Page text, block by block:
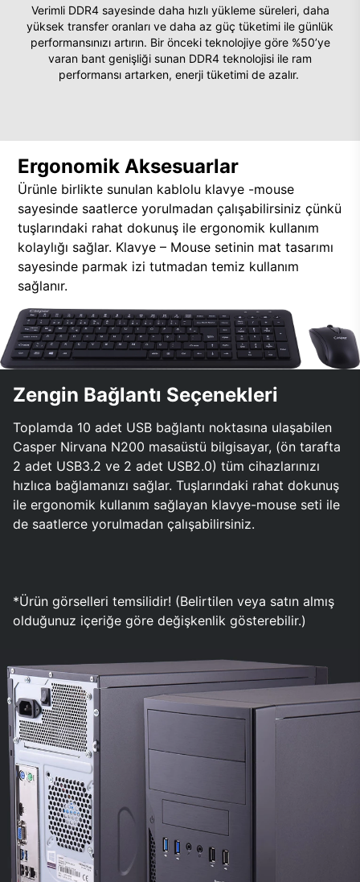
Verimli DDR4 sayesinde daha hızlı yükleme süreleri, daha
yüksek transfer oranları ve daha az güç tüketimi ile günlük
performansınızı artırın. Bir önceki teknolojiye göre %50’ye
varan bant genişliği sunan DDR4 teknolojisi ile ram
performansı artarken, enerji tüketimi de azalır.
Ergonomik Aksesuarlar
Ürünle birlikte sunulan kablolu klavye -mouse
sayesinde saatlerce yorulmadan çalışabilirsiniz çünkü
tuşlarındaki rahat dokunuş ile ergonomik kullanım
kolaylığı sağlar. Klavye – Mouse setinin mat tasarımı
sayesinde parmak izi tutmadan temiz kullanım
sağlanır.
Zengin Bağlantı Seçenekleri
Toplamda 10 adet USB bağlantı noktasına ulaşabilen
Casper Nirvana N200 masaüstü bilgisayar, (ön tarafta
2 adet USB3.2 ve 2 adet USB2.0) tüm cihazlarınızı
hızlıca bağlamanızı sağlar. Tuşlarındaki rahat dokunuş
ile ergonomik kullanım sağlayan klavye-mouse seti ile
de saatlerce yorulmadan çalışabilirsiniz.
*Ürün görselleri temsilidir! (Belirtilen veya satın almış
olduğunuz içeriğe göre değişkenlik gösterebilir.)